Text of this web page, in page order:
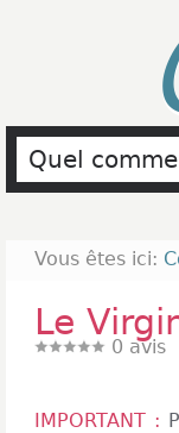
Vous êtes ici:
Le
0 avis
IMPORTANT :